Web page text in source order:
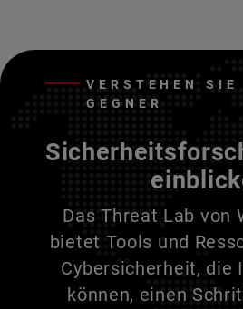
VERSTEHEN SIE
GEGNER
Das Threat Lab von
bietet Tools und
Cybersicherheit, die
können, einen